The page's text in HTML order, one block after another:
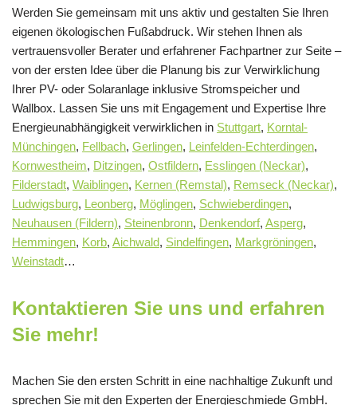
Werden Sie gemeinsam mit uns aktiv und gestalten Sie Ihren
eigenen ökologischen Fußabdruck. Wir stehen Ihnen als
vertrauensvoller Berater und erfahrener Fachpartner zur Seite –
von der ersten Idee über die Planung bis zur Verwirklichung
Ihrer PV- oder Solaranlage inklusive Stromspeicher und
Wallbox. Lassen Sie uns mit Engagement und Expertise Ihre
Energieunabhängigkeit verwirklichen in Stuttgart, Korntal-
Münchingen, Fellbach, Gerlingen, Leinfelden-Echterdingen,
Kornwestheim, Ditzingen, Ostfildern, Esslingen (Neckar),
Filderstadt, Waiblingen, Kernen (Remstal), Remseck (Neckar),
Ludwigsburg, Leonberg, Möglingen, Schwieberdingen,
Neuhausen (Fildern), Steinenbronn, Denkendorf, Asperg,
Hemmingen, Korb, Aichwald, Sindelfingen, Markgröningen,
Weinstadt…
Kontaktieren Sie uns und erfahren
Sie mehr!
Machen Sie den ersten Schritt in eine nachhaltige Zukunft und
sprechen Sie mit den Experten der Energieschmiede GmbH.